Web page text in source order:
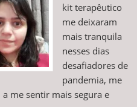
kit terapêutico
me deixaram
mais tranquila
nesses dias
desafiadores de
pandemia, me
me sentir mais segura e